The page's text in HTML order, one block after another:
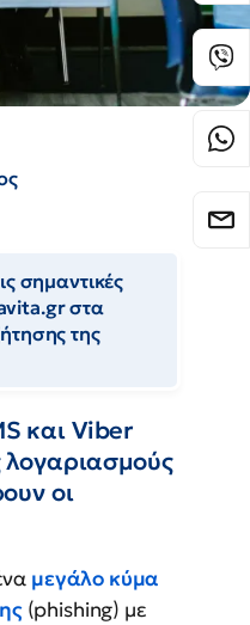
σημαντικές
στα
της
και Viber
λογαριασμούς
οι
μεγάλο κύμα
(phishing) με